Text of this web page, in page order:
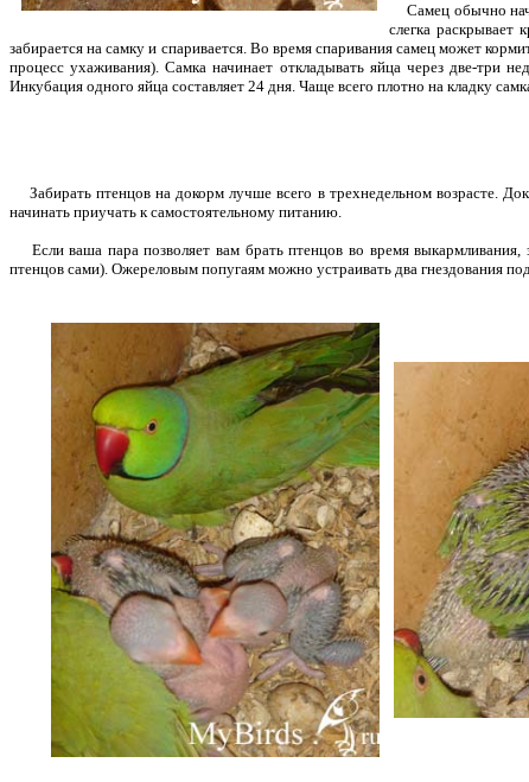
Самец обычно
слегка раскрывает
забирается на самку и спаривается. Во время спаривания самец может
процесс ухаживания). Самка начинает откладывать яйца через две-три
Инкубация одного яйца составляет 24 дня. Чаще всего плотно на кладку
Забирать птенцов на докорм лучше всего в трехнедельном возрасте.
начинать приучать к самостоятельному питанию.
Если ваша пара позволяет вам брать птенцов во время выкармливания,
птенцов сами). Ожереловым попугаям можно устраивать два гнездования